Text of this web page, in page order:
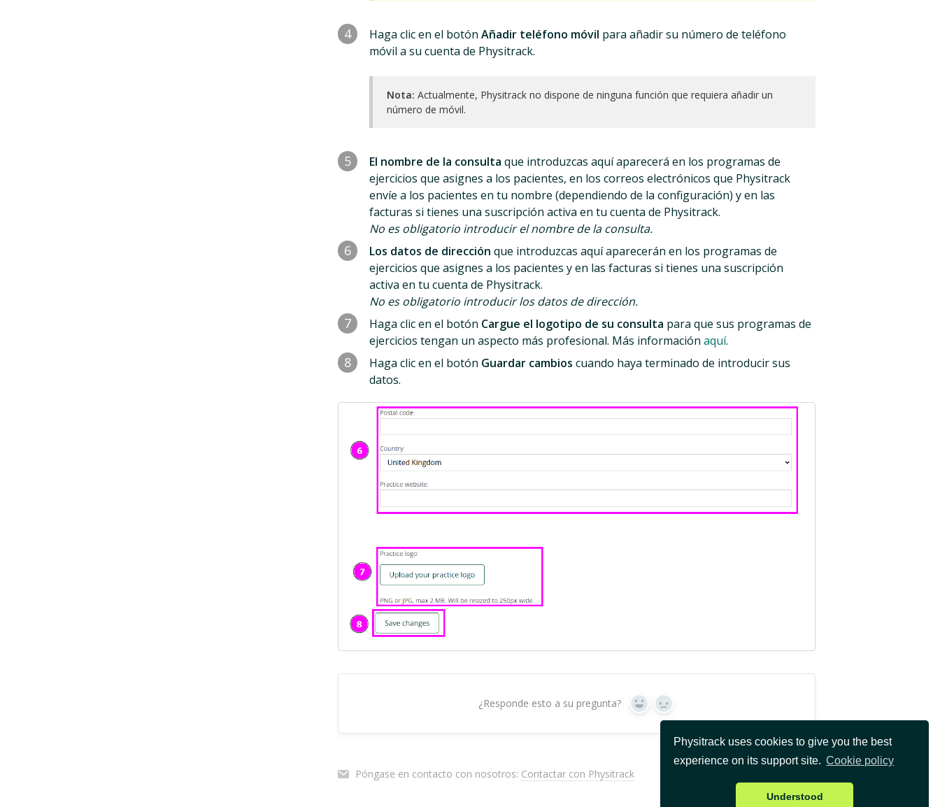
Physitrack uses cookies to give you the best
experience on its support site. Cookie policy
Understood
4 Haga clic en el botón Añadir teléfono móvil para añadir su número de teléfono
móvil a su cuenta de Physitrack.
Nota: Actualmente, Physitrack no dispone de ninguna función que requiera añadir un
número de móvil.
5 El nombre de la consulta que introduzcas aquí aparecerá en los programas de
ejercicios que asignes a los pacientes, en los correos electrónicos que Physitrack
envíe a los pacientes en tu nombre (dependiendo de la configuración) y en las
facturas si tienes una suscripción activa en tu cuenta de Physitrack.
No es obligatorio introducir el nombre de la consulta.
6 Los datos de dirección que introduzcas aquí aparecerán en los programas de
ejercicios que asignes a los pacientes y en las facturas si tienes una suscripción
activa en tu cuenta de Physitrack.
No es obligatorio introducir los datos de dirección.
7 Haga clic en el botón Cargue el logotipo de su consulta para que sus programas de
ejercicios tengan un aspecto más profesional. Más información aquí.
8 Haga clic en el botón Guardar cambios cuando haya terminado de introducir sus
datos.
¿Responde esto a su pregunta? Sí No
Póngase en contacto con nosotros: Contactar con Physitrack